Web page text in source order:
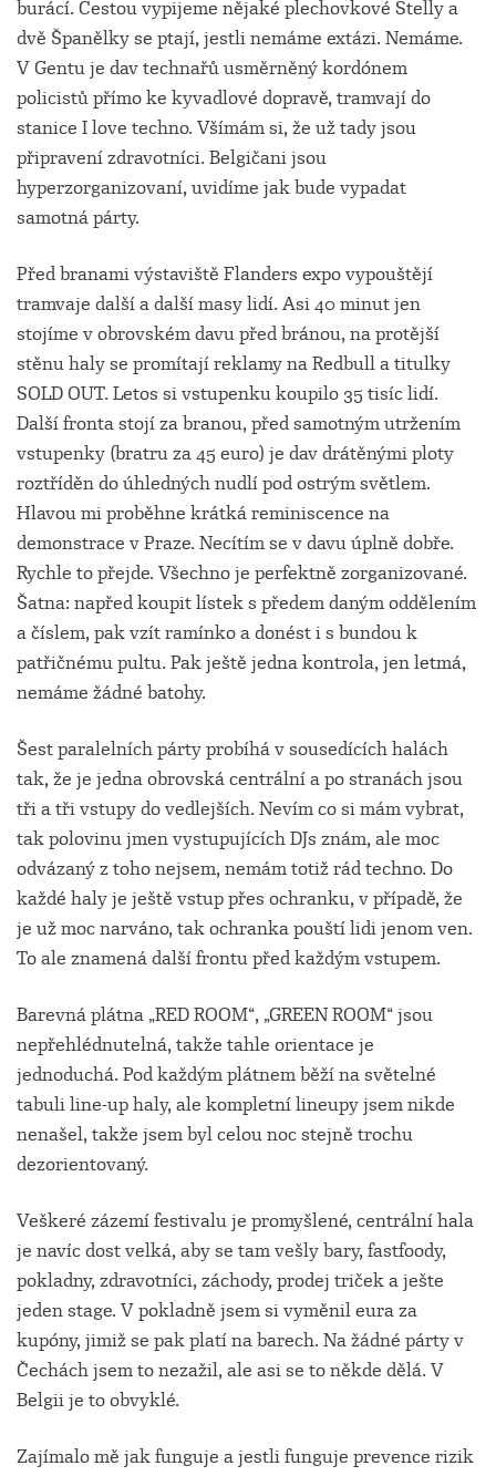
burácí. Cestou vypijeme nějaké plechovkové Stelly a
dvě Španělky se ptají, jestli nemáme extázi. Nemáme.
V Gentu je dav technařů usměrněný kordónem
policistů přímo ke kyvadlové dopravě, tramvají do
stanice I love techno. Všímám si, že už tady jsou
připravení zdravotníci. Belgičani jsou
hyperzorganizovaní, uvidíme jak bude vypadat
samotná párty.
Před branami výstaviště Flanders expo vypouštějí
tramvaje další a další masy lidí. Asi 40 minut jen
stojíme v obrovském davu před bránou, na protější
stěnu haly se promítají reklamy na Redbull a titulky
SOLD OUT. Letos si vstupenku koupilo 35 tisíc lidí.
Další fronta stojí za branou, před samotným utržením
vstupenky (bratru za 45 euro) je dav drátěnými ploty
roztříděn do úhledných nudlí pod ostrým světlem.
Hlavou mi proběhne krátká reminiscence na
demonstrace v Praze. Necítím se v davu úplně dobře.
Rychle to přejde. Všechno je perfektně zorganizované.
Šatna: napřed koupit lístek s předem daným oddělením
a číslem, pak vzít ramínko a donést i s bundou k
patřičnému pultu. Pak ještě jedna kontrola, jen letmá,
nemáme žádné batohy.
Šest paralelních párty probíhá v sousedících halách
tak, že je jedna obrovská centrální a po stranách jsou
tři a tři vstupy do vedlejších. Nevím co si mám vybrat,
tak polovinu jmen vystupujících DJs znám, ale moc
odvázaný z toho nejsem, nemám totiž rád techno. Do
každé haly je ještě vstup přes ochranku, v případě, že
je už moc narváno, tak ochranka pouští lidi jenom ven.
To ale znamená další frontu před každým vstupem.
Barevná plátna „RED ROOM“, „GREEN ROOM“ jsou
nepřehlédnutelná, takže tahle orientace je
jednoduchá. Pod každým plátnem běží na světelné
tabuli line-up haly, ale kompletní lineupy jsem nikde
nenašel, takže jsem byl celou noc stejně trochu
dezorientovaný.
Veškeré zázemí festivalu je promyšlené, centrální hala
je navíc dost velká, aby se tam vešly bary, fastfoody,
pokladny, zdravotníci, záchody, prodej triček a ješte
jeden stage. V pokladně jsem si vyměnil eura za
kupóny, jimiž se pak platí na barech. Na žádné párty v
Čechách jsem to nezažil, ale asi se to někde dělá. V
Belgii je to obvyklé.
Zajímalo mě jak funguje a jestli funguje prevence rizik